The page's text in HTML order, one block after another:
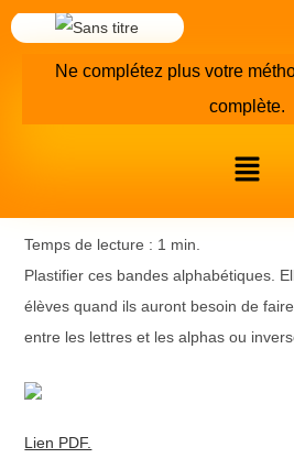
Ne complétez plus votre
complète.
Plastifier ces bandes alphabétiques.
élèves quand ils auront besoin de
entre les lettres et les alphas ou
Lien PDF.